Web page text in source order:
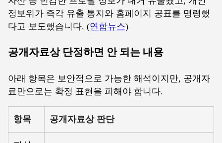
정보위가 즉각 유출 통지와 홈페이지 공표를 명령했
다고 보도했습니다. (연합뉴스)
공개자료상 단정하면 안 되는 내용
아래 항목은 보안적으로 가능한 해석이지만, 공개자
료만으로는 확정 표현을 피해야 합니다.
항목 공개자료상 판단